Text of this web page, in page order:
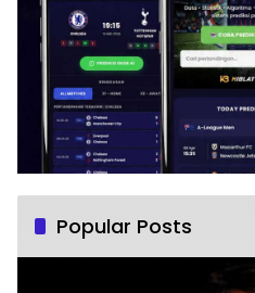
Popular Posts